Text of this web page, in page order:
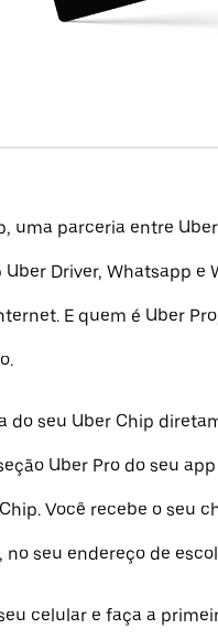
uma parceria entre
Uber Driver, Whatsapp e
E quem é Uber
do seu Uber Chip
Uber Pro do seu
Você recebe o seu
seu endereço de
celular e faça a